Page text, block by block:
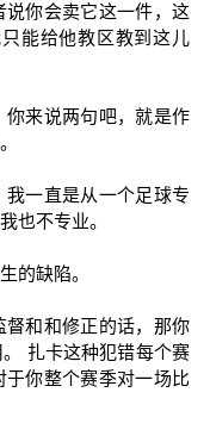
你会卖它这一件，这
能给他教区教到这儿
来说两句吧，就是作
一直是从一个足球专
也不专业。
的缺陷。
和和修正的话，那你
扎卡这种犯错每个赛
你整个赛季对一场比